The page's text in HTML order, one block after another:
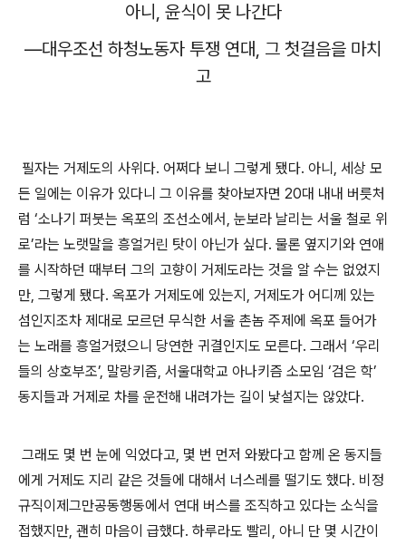
아니 , 윤식이 못 나간다
―대우조선 하청노동자 투쟁 연대, 그 첫걸음을 마치
고
필자는 거제도의 사위다. 어쩌다 보니 그렇게 됐다. 아니 , 세상 모
든 일에는 이유가 있다니 그 이유를 찾아보자면 20대 내내 버릇처
럼 ‘소나기 퍼붓는 옥포의 조선소에서 , 눈보라 날리는 서울 철로 위
로’라는 노랫말을 흥얼거린 탓이 아닌가 싶다. 물론 옆지기와 연애
를 시작하던 때부터 그의 고향이 거제도라는 것을 알 수는 없었지
만, 그렇게 됐다. 옥포가 거제도에 있는지 , 거제도가 어디께 있는
섬인지조차 제대로 모르던 무식한 서울 촌놈 주제에 옥포 들어가
는 노래를 흥얼거렸으니 당연한 귀결인지도 모른다. 그래서 ‘우리
들의 상호부조’, 말랑키즘, 서울대학교 아나키즘 소모임 ‘검은 학’
동지들과 거제로 차를 운전해 내려가는 길이 낯설지는 않았다.
그래도 몇 번 눈에 익었다고, 몇 번 먼저 와봤다고 함께 온 동지들
에게 거제도 지리 같은 것들에 대해서 너스레를 떨기도 했다. 비정
규직이제그만공동행동에서 연대 버스를 조직하고 있다는 소식을
접했지만, 괜히 마음이 급했다. 하루라도 빨리 , 아니 단 몇 시간이